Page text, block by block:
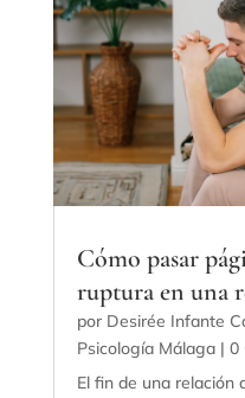
Cómo pasar
ruptura en una
por Desirée Infante
Psicología Málaga| 0
El fin de una relación